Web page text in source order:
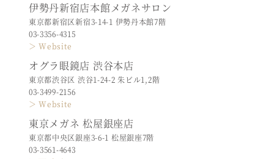
伊勢丹新宿店本館メガネサロン
東京都新宿区新宿3-14-1 伊勢丹本館7階
03-3356-4315
＞ Website
オグラ眼鏡店 渋谷本店
東京都渋谷区 渋谷1-24-2 朱ビル1,2階
03-3499-2156
＞ Website
東京メガネ 松屋銀座店
東京都中央区銀座3-6-1 松屋銀座7階
03-3561-4643